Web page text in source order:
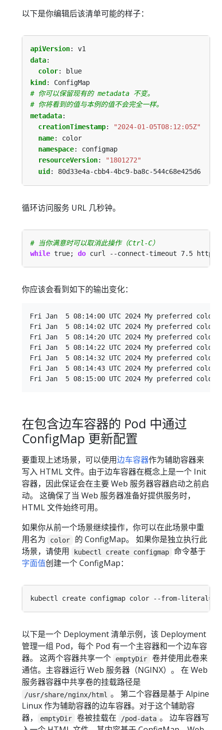
以下是你编辑后该清单可能的样子：
apiVersion:
v1
data:
color:
blue
kind:
ConfigMap
# 你可以保留现有的 metadata 不变。
# 你将看到的值与本例的值不会完全一样。
metadata:
creationTimestamp:
"2024-01-05T08:12:05Z"
name:
color
namespace:
configmap
resourceVersion:
"1801272"
uid : 80d33e4a-cbb4-4bc9-ba8c-544c68e425d6
循环访问服务 URL 几秒钟。
# 当你满意时可以取消此操作（Ctrl-C）
while true; do curl --connect-timeout 7.5
你应该会看到如下的输出变化：
Fri Jan  5 08:14:00 UTC 2024 My preferred color
Fri Jan  5 08:14:02 UTC 2024 My preferred color
Fri Jan  5 08:14:20 UTC 2024 My preferred color
Fri Jan  5 08:14:22 UTC 2024 My preferred color
Fri Jan  5 08:14:32 UTC 2024 My preferred color
Fri Jan  5 08:14:43 UTC 2024 My preferred color
在包含边车容器的 Pod 中通过
ConfigMap 更新配置
要重现上述场景，可以使用边车容器作为辅助容器来
写入 HTML 文件。由于边车容器在概念上是一个 Init
容器，因此保证会在主要 Web 服务器容器启动之前启
动。 这确保了当 Web 服务器准备好提供服务时，
HTML 文件始终可用。
如果你从前一个场景继续操作，你可以在此场景中重
用名为
color
的 ConfigMap。 如果你是独立执行此
场景，请使用
kubectl create configmap
命令基于
字面值创建一个 ConfigMap：
kubectl create configmap color --from-literal=
以下是一个 Deployment 清单示例，该 Deployment
管理一组 Pod，每个 Pod 有一个主容器和一个边车容
器。 这两个容器共享一个
emptyDir
卷并使用此卷来
通信。主容器运行 Web 服务器（NGINX）。 在 Web
服务器容器中共享卷的挂载路径是
/usr/share/nginx/html 。 第二个容器是基于 Alpine
Linux 作为辅助容器的边车容器。对于这个辅助容
器，
emptyDir 卷被挂载在 /pod-data 。 边车容器写